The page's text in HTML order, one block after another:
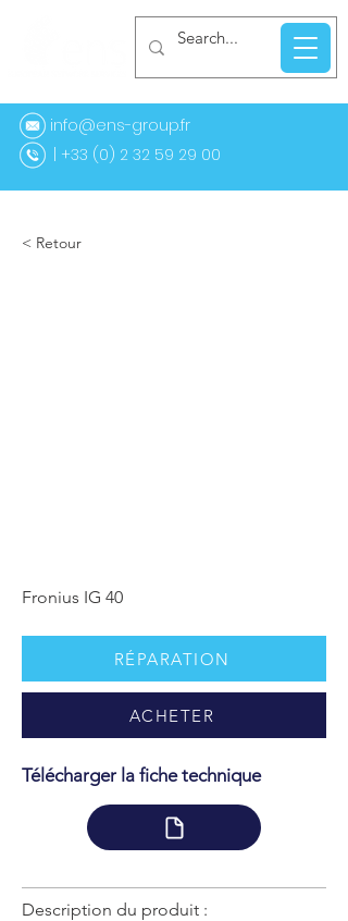
info@ens-group.fr
(0) 2 32 59 29 00
< Retour
Fronius IG 40
RÉPARATION
ACHETER
Télécharger la fiche technique
Description du produit :